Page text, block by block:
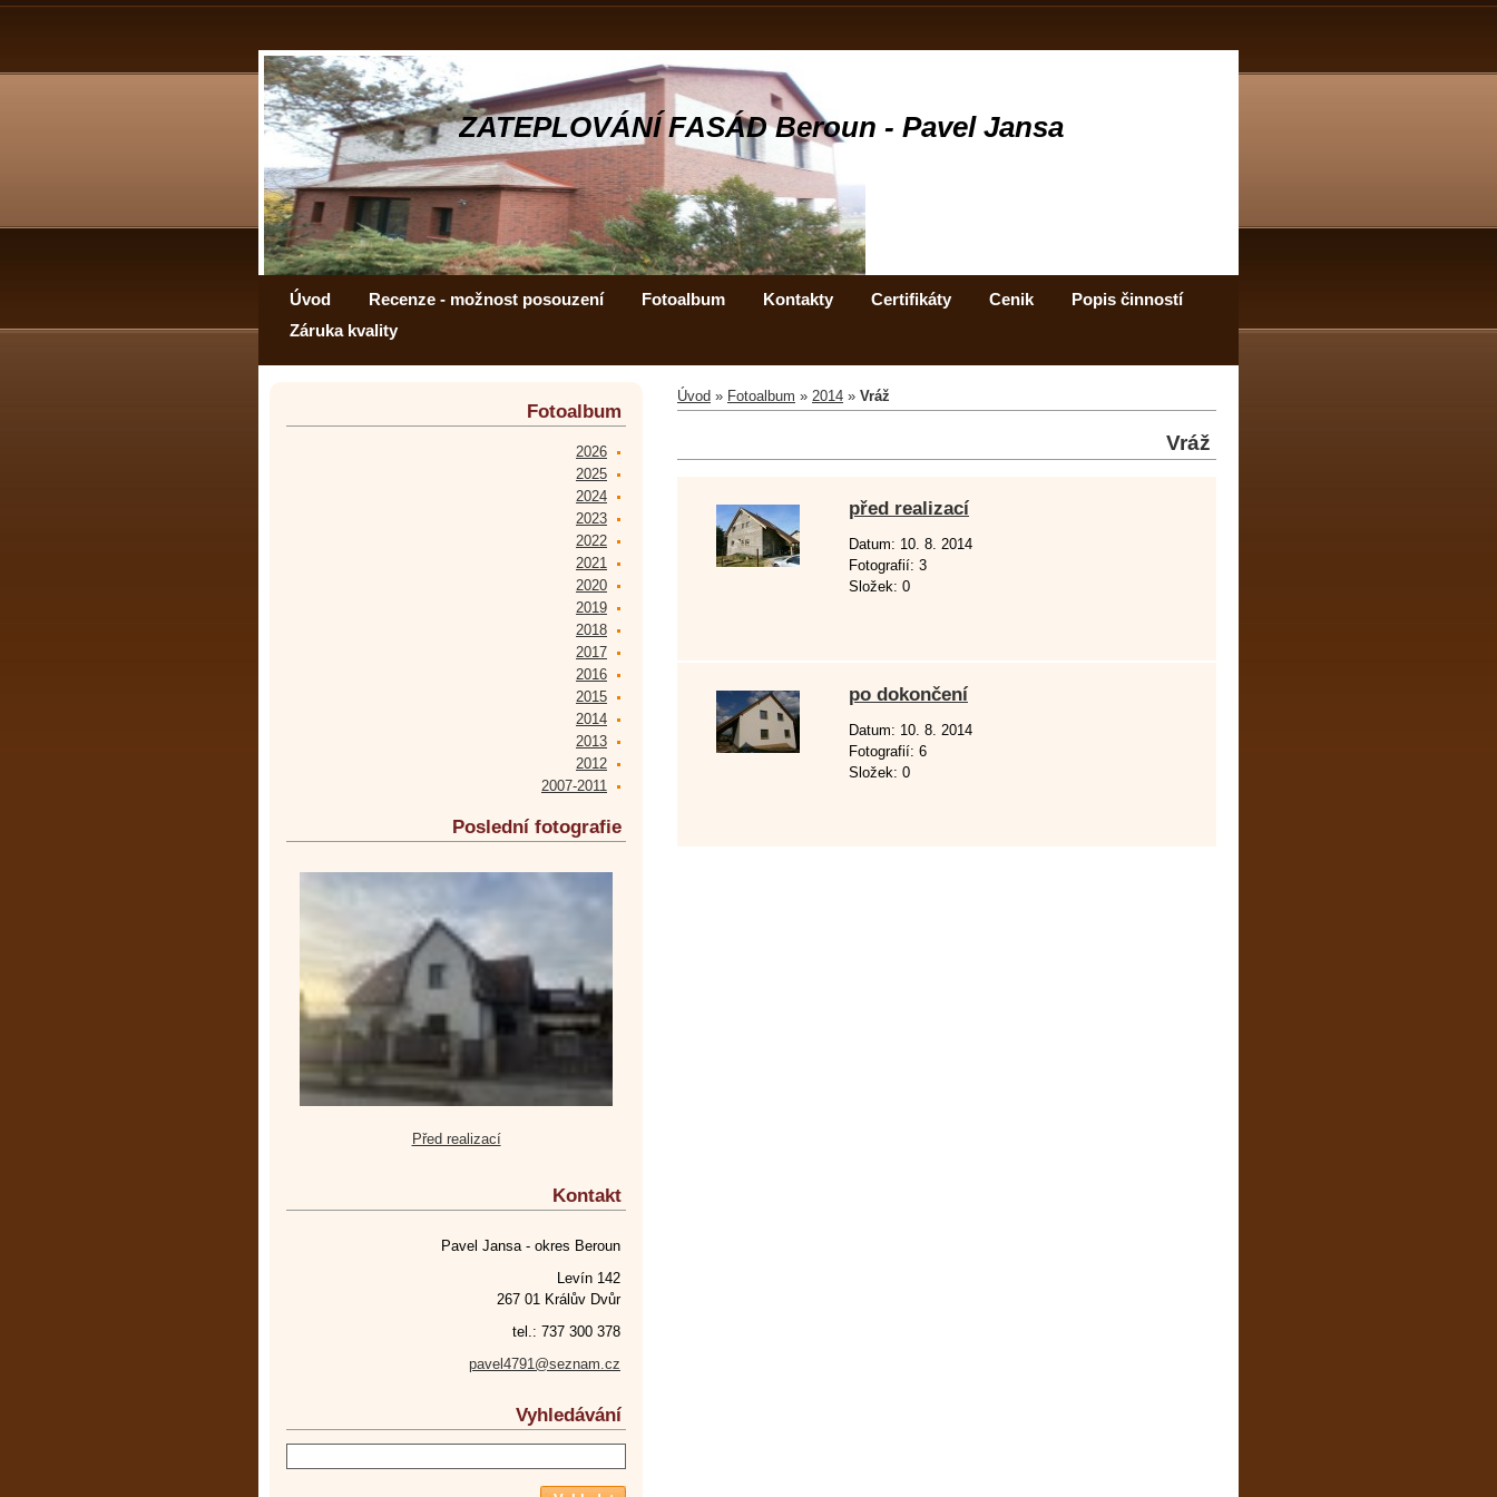
ZATEPLOVÁNÍ FASÁD Beroun - Pavel Jansa
Úvod Recenze - možnost posouzení Fotoalbum Kontakty Certifikáty Cenik
Popis činností
Záruka kvality
Úvod » Fotoalbum » 2014 » Vráž
Vráž
před realizací
Datum: 10. 8. 2014
Fotografií: 3
Složek: 0
po dokončení
Datum: 10. 8. 2014
Fotografií: 6
Složek: 0
Fotoalbum
2026
2025
2024
2023
2022
2021
2020
2019
2018
2017
2016
2015
2014
2013
2012
2007-2011
Poslední fotografie
Před realizací
Kontakt
Pavel Jansa - okres Beroun
Levín 142
267 01 Králův Dvůr
tel.: 737 300 378
pavel4791@seznam.cz
Vyhledávání